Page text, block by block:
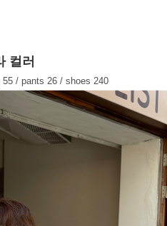
컬러
/ pants 26 / shoes 240